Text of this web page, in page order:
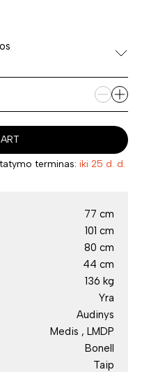
terminas: iki 25 d. d.
77 cm
101 cm
80 cm
44 cm
136 kg
Yra
Audinys
Medis , LMDP
Bonell
Taip